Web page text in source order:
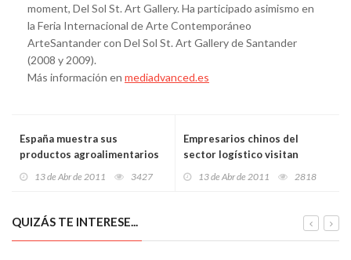
moment, Del Sol St. Art Gallery. Ha participado asimismo en
la Feria Internacional de Arte Contemporáneo
ArteSantander con Del Sol St. Art Gallery de Santander
(2008 y 2009).
Más información en mediadvanced.es
España muestra sus
productos agroalimentarios
13 de Abr de 2011 3427
Empresarios chinos del
sector logístico visitan
13 de Abr de 2011 2818
QUIZÁS TE INTERESE...